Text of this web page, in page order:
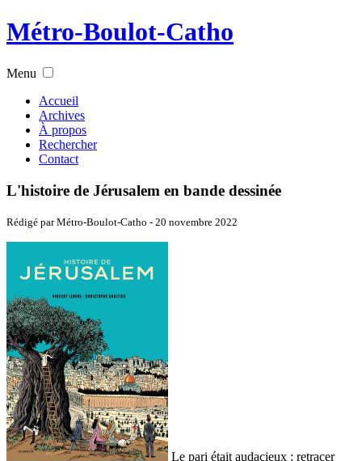
Métro-Boulot-Catho
Menu
Accueil
Archives
À propos
Rechercher
Contact
L'histoire de Jérusalem en bande dessinée
Rédigé par Métro-Boulot-Catho - 20 novembre 2022
Le pari était audacieux : retracer